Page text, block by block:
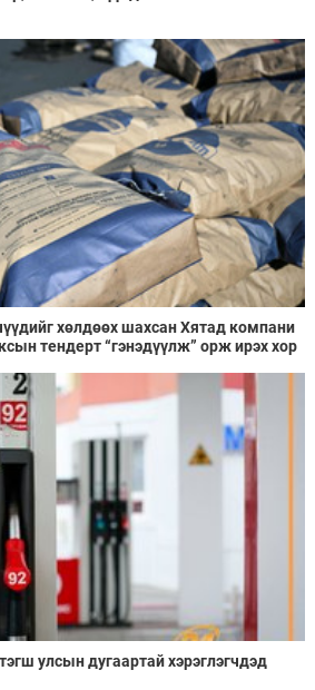
хөлдөөх шахсан Хятад компани
тендерт “гэнэдүүлж” орж ирэх хор
улсын дугаартай хэрэглэгчдэд